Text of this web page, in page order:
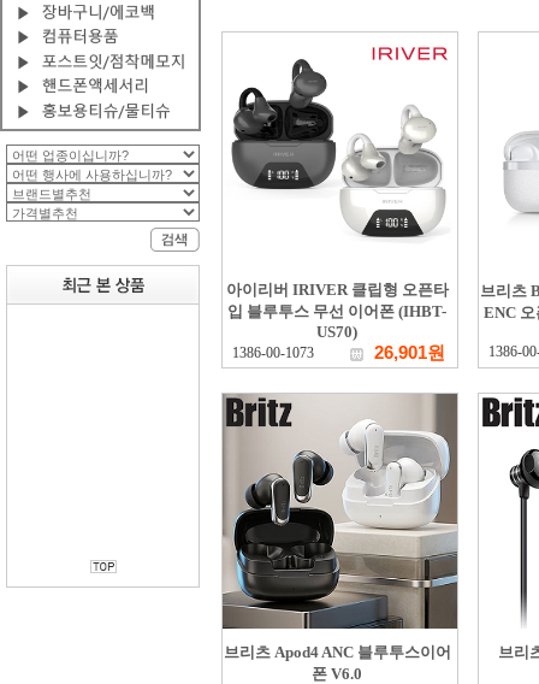
아이리버 IRIVER 클립형 오픈타
입 블루투스 무선 이어폰 (IHBT-
US70)
1386-00-1073 26,901원
브리츠
ENC
1386-
브리츠 Apod4 ANC 블루투스이어
폰 V6.0
브리